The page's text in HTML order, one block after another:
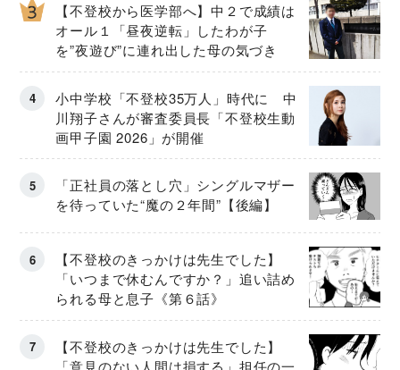
【不登校から医学部へ】中２で成績は
オール１「昼夜逆転」したわが子
を”夜遊び”に連れ出した母の気づき
小中学校「不登校35万人」時代に 中
川翔子さんが審査委員長「不登校生動
画甲子園 2026」が開催
「正社員の落とし穴」シングルマザー
を待っていた“魔の２年間”【後編】
【不登校のきっかけは先生でした】
「いつまで休むんですか？」追い詰め
られる母と息子《第６話》
【不登校のきっかけは先生でした】
「意見のない人間は損する」担任の一